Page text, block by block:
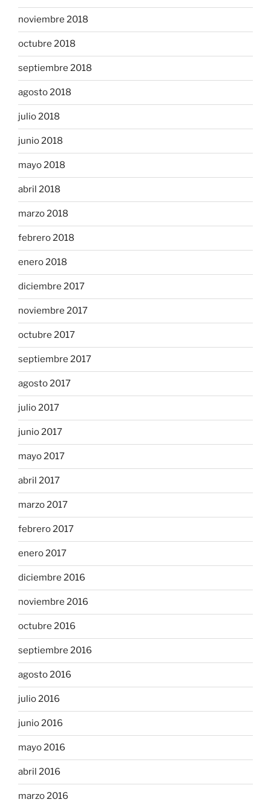
noviembre 2018
octubre 2018
septiembre 2018
agosto 2018
julio 2018
junio 2018
mayo 2018
abril 2018
marzo 2018
febrero 2018
enero 2018
diciembre 2017
noviembre 2017
octubre 2017
septiembre 2017
agosto 2017
julio 2017
junio 2017
mayo 2017
abril 2017
marzo 2017
febrero 2017
enero 2017
diciembre 2016
noviembre 2016
octubre 2016
septiembre 2016
agosto 2016
julio 2016
junio 2016
mayo 2016
abril 2016
marzo 2016